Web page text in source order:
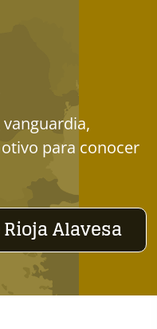
para conocer
Alavesa